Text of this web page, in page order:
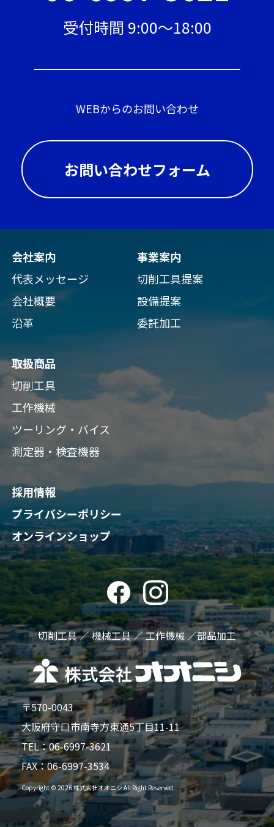
受付時間 9:00〜18:00
WEBからのお問い合わせ
お問い合わせフォーム
会社案内
代表メッセージ
会社概要
沿革
事業案内
切削工具提案
設備提案
委託加工
取扱商品
切削工具
工作機械
ツーリング・バイス
測定器・検査機器
採用情報
プライバシーポリシー
オンラインショップ
切削工具 ／ 機械工具 ／ 工作機械 ／部品加工
〒570-0043
大阪府守口市南寺方東通5丁目11-11
TEL：06-6997-3621
FAX：06-6997-3534
Copyright © 2026 株式会社オオニシ All Right Reserved.